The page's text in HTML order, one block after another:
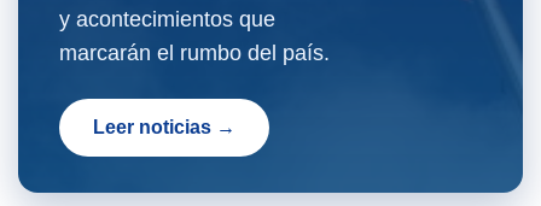
y acontecimientos que
marcarán el rumbo del país.
Leer noticias →